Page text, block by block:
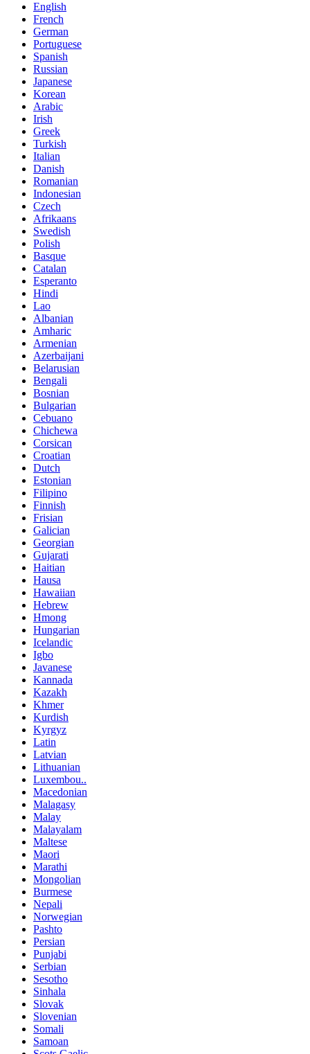
English
French
German
Portuguese
Spanish
Russian
Japanese
Korean
Arabic
Irish
Greek
Turkish
Italian
Danish
Romanian
Indonesian
Czech
Afrikaans
Swedish
Polish
Basque
Catalan
Esperanto
Hindi
Lao
Albanian
Amharic
Armenian
Azerbaijani
Belarusian
Bengali
Bosnian
Bulgarian
Cebuano
Chichewa
Corsican
Croatian
Dutch
Estonian
Filipino
Finnish
Frisian
Galician
Georgian
Gujarati
Haitian
Hausa
Hawaiian
Hebrew
Hmong
Hungarian
Icelandic
Igbo
Javanese
Kannada
Kazakh
Khmer
Kurdish
Kyrgyz
Latin
Latvian
Lithuanian
Luxembou..
Macedonian
Malagasy
Malay
Malayalam
Maltese
Maori
Marathi
Mongolian
Burmese
Nepali
Norwegian
Pashto
Persian
Punjabi
Serbian
Sesotho
Sinhala
Slovak
Slovenian
Somali
Samoan